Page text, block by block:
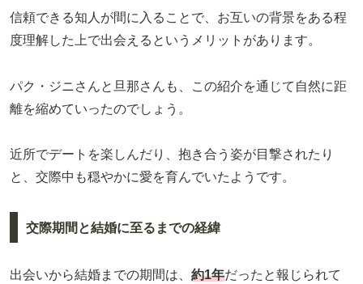
信頼できる知人が間に入ることで、お互いの背景をある程
度理解した上で出会えるというメリットがあります。
パク・ジニさんと旦那さんも、この紹介を通じて自然に距
離を縮めていったのでしょう。
近所でデートを楽しんだり、抱き合う姿が目撃されたり
と、交際中も穏やかに愛を育んでいたようです。
交際期間と結婚に至るまでの経緯
出会いから結婚までの期間は、 約1年だったと報じられて